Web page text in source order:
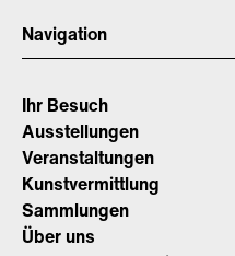
Navigation
Ihr Besuch
Ausstellungen
Veranstaltungen
Kunstvermittlung
Sammlungen
Über uns